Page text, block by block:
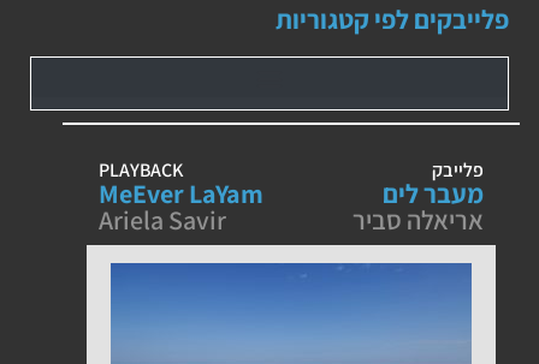
פלייבקים לפי קטגוריות
פלייבק
מעבר לים
אריאלה סביר
PLAYBACK
MeEver LaYam
Ariela Savir